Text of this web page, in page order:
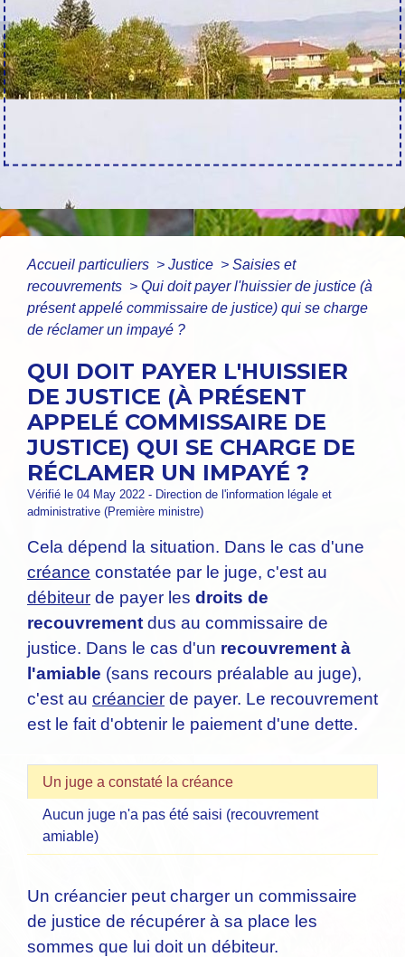
Accueil particuliers > Justice > Saisies et
recouvrements > Qui doit payer l'huissier de justice (à
présent appelé commissaire de justice) qui se charge
de réclamer un impayé ?
QUI DOIT PAYER L'HUISSIER
DE JUSTICE (À PRÉSENT
APPELÉ COMMISSAIRE DE
JUSTICE) QUI SE CHARGE DE
RÉCLAMER UN IMPAYÉ ?
Vérifié le 04 May 2022 - Direction de l'information légale et
administrative (Première ministre)
Cela dépend la situation. Dans le cas d'une
créance constatée par le juge, c'est au
débiteur de payer les droits de
recouvrement dus au commissaire de
justice. Dans le cas d'un recouvrement à
l'amiable (sans recours préalable au juge),
c'est au créancier de payer. Le recouvrement
est le fait d'obtenir le paiement d'une dette.
Un juge a constaté la créance
Aucun juge n'a pas été saisi (recouvrement
amiable)
Un créancier peut charger un commissaire
de justice de récupérer à sa place les
sommes que lui doit un débiteur.